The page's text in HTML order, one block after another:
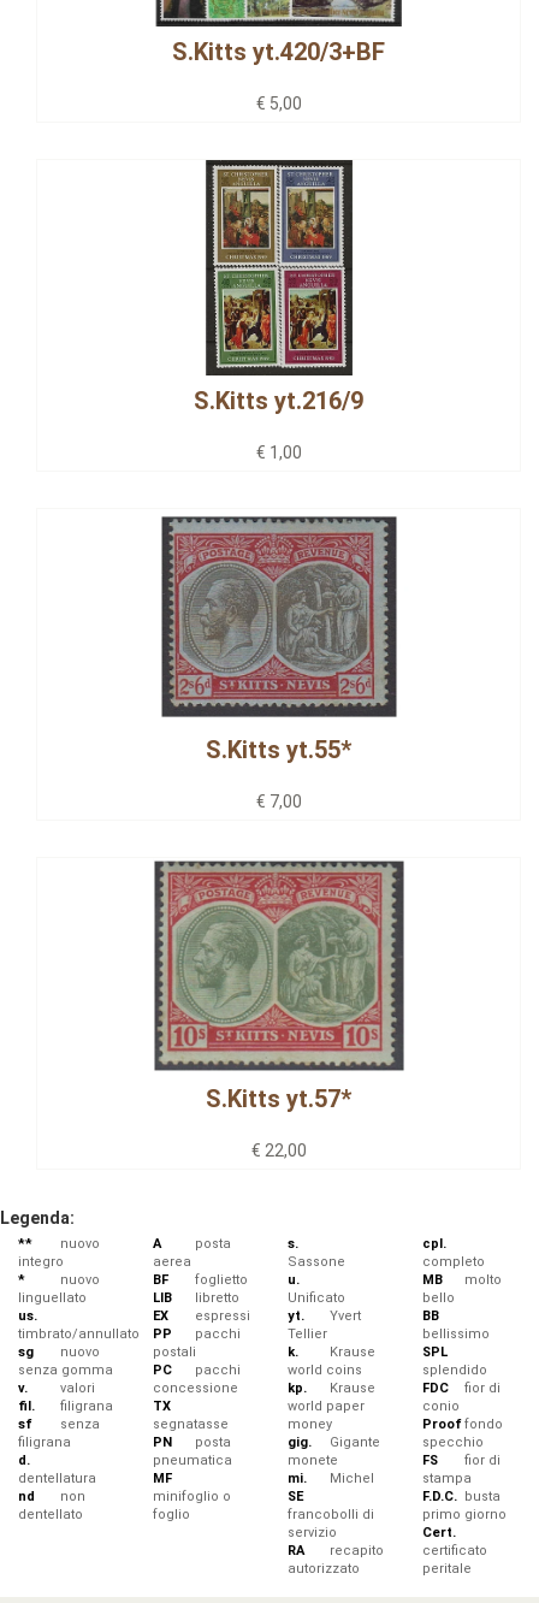
S.Kitts yt.420/3+BF
€ 5,00
S.Kitts yt.216/9
€ 1,00
S.Kitts yt.55*
€ 7,00
S.Kitts yt.57*
€ 22,00
Legenda:
**
nuovo
integro
*
nuovo
linguellato
us.
timbrato/annullato
sg
nuovo
senza gomma
v.
valori
fil.
filigrana
sf
senza
filigrana
d.
dentellatura
nd
non
dentellato
A
posta
aerea
BF
foglietto
LIB
libretto
EX
espressi
PP
pacchi
postali
PC
pacchi
concessione
TX
segnatasse
PN
posta
pneumatica
MF
minifoglio o
foglio
s.
Sassone
u.
Unificato
yt.
Yvert
Tellier
k.
Krause
world coins
kp.
Krause
world paper
money
gig.
Gigante
monete
mi.
Michel
SE
francobolli di
servizio
RA
recapito
autorizzato
cpl.
completo
MB
molto
bello
BB
bellissimo
SPL
splendido
FDC
fior di
conio
Prooffondo
specchio
FS
fior di
stampa
F.D.C.
busta
primo giorno
Cert.
certificato
peritale